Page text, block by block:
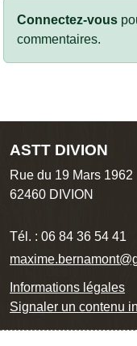
Connectez-vous
commentaires.
ASTT DIVION
Rue du 19 Mars 1962
62460 DIVION
Tél. : 06 84 36 54 41
Informations légales
Signaler un contenu